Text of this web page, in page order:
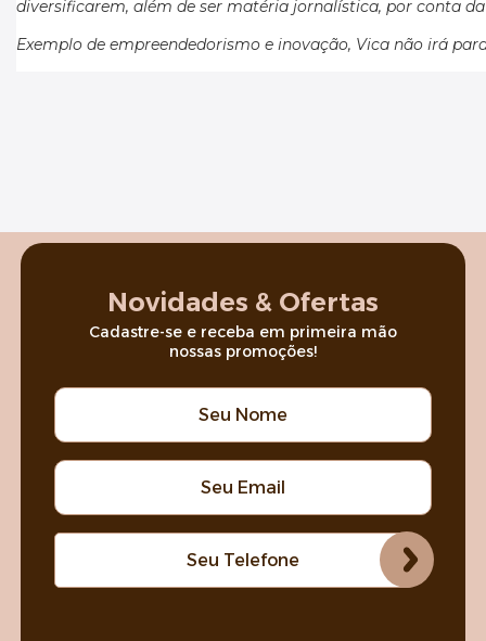
diversificarem, além de ser matéria jornalística, por conta
Exemplo de empreendedorismo e inovação, Vica não irá
Novidades & Ofertas
Cadastre-se e receba em primeira mão
nossas promoções!